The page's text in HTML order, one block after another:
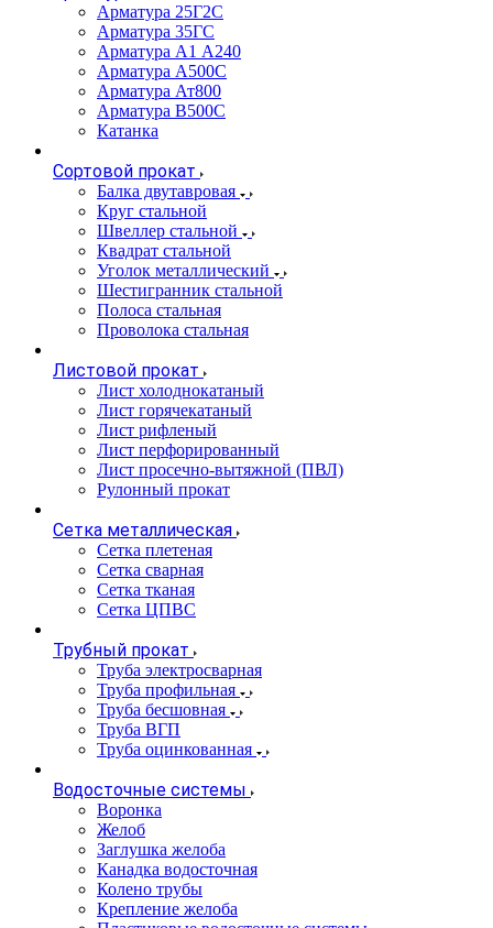
Арматура 25Г2С
Арматура 35ГС
Арматура А1 А240
Арматура А500С
Арматура Ат800
Арматура В500С
Катанка
Сортовой прокат
Балка двутавровая
Круг стальной
Швеллер стальной
Квадрат стальной
Уголок металлический
Шестигранник стальной
Полоса стальная
Проволока стальная
Листовой прокат
Лист холоднокатаный
Лист горячекатаный
Лист рифленый
Лист перфорированный
Лист просечно-вытяжной (ПВЛ)
Рулонный прокат
Сетка металлическая
Сетка плетеная
Сетка сварная
Сетка тканая
Сетка ЦПВС
Трубный прокат
Труба электросварная
Труба профильная
Труба бесшовная
Труба ВГП
Труба оцинкованная
Водосточные системы
Воронка
Желоб
Заглушка желоба
Канадка водосточная
Колено трубы
Крепление желоба